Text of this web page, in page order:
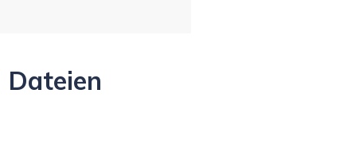
Dateien